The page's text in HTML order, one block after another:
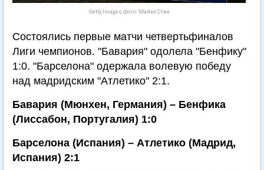
Getty Images, Фото: Майкл Стил
Состоялись первые матчи четвертьфиналов
Лиги чемпионов. "Бавария" одолела "Бенфику"
1:0. "Барселона" одержала волевую победу
над мадридским "Атлетико" 2:1.
Бавария (Мюнхен, Германия) – Бенфика
(Лиссабон, Португалия) 1:0
Барселона (Испания) – Атлетико (Мадрид,
Испания) 2:1